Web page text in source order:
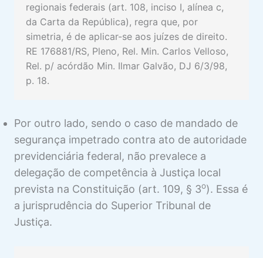
regionais federais (art. 108, inciso I, alínea c,
da Carta da República), regra que, por
simetria, é de aplicar-se aos juízes de direito.
RE 176881/RS, Pleno, Rel. Min. Carlos Velloso,
Rel. p/ acórdão Min. Ilmar Galvão, DJ 6/3/98,
p. 18.
Por outro lado, sendo o caso de mandado de
segurança impetrado contra ato de autoridade
previdenciária federal, não prevalece a
delegação de competência à Justiça local
prevista na Constituição (art. 109, § 3o). Essa é
a jurisprudência do Superior Tribunal de
Justiça.